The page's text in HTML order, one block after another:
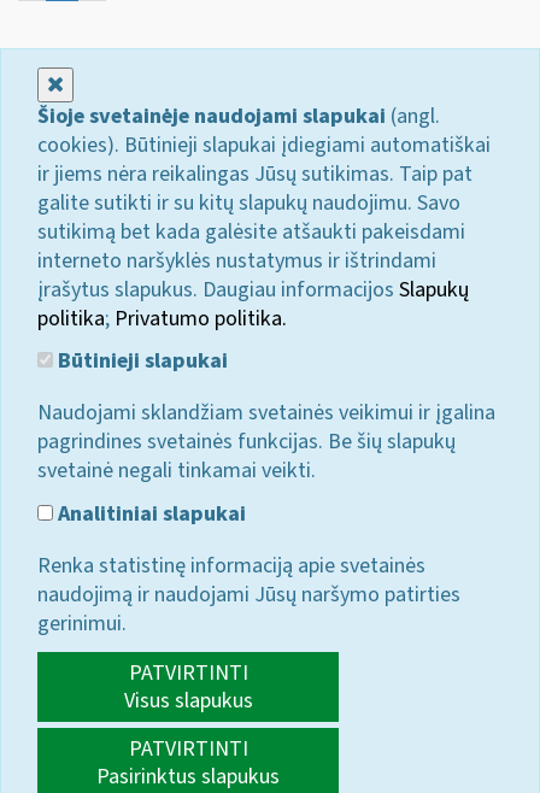
Šioje svetainėje naudojami slapukai (angl.
cookies). Būtinieji slapukai įdiegiami automatiškai
ir jiems nėra reikalingas Jūsų sutikimas. Taip pat
galite sutikti ir su kitų slapukų naudojimu. Savo
sutikimą bet kada galėsite atšaukti pakeisdami
interneto naršyklės nustatymus ir ištrindami
įrašytus slapukus. Daugiau informacijos Slapukų
politika; Privatumo politika.
Būtinieji slapukai
Naudojami sklandžiam svetainės veikimui ir įgalina
pagrindines svetainės funkcijas. Be šių slapukų
svetainė negali tinkamai veikti.
Analitiniai slapukai
Renka statistinę informaciją apie svetainės
naudojimą ir naudojami Jūsų naršymo patirties
gerinimui.
PATVIRTINTI
Visus slapukus
PATVIRTINTI
Pasirinktus slapukus